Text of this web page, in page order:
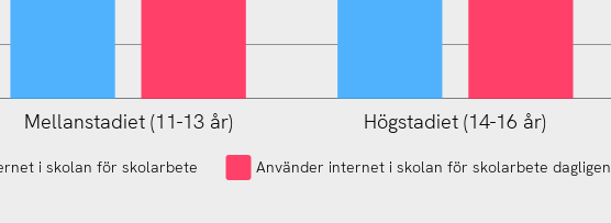
Mellanstadiet (11-13 år) Högstadiet (14-16 år)
i skolan för skolarbete Använder internet i skolan för skolarbete dagligen